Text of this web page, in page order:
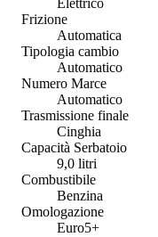
Elettrico
Frizione
Automatica
Tipologia cambio
Automatico
Numero Marce
Automatico
Trasmissione finale
Cinghia
Capacità Serbatoio
9,0 litri
Combustibile
Benzina
Omologazione
Euro5+